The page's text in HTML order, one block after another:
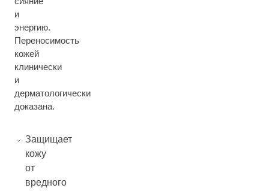
и
энергию.
Переносимость
кожей
клинически
и
дерматологически
доказана.
Защищает
кожу
от
вредного